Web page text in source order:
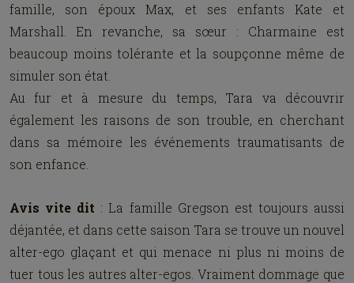
famille, son époux Max, et ses enfants Kate et
Marshall. En revanche, sa sœur : Charmaine est
beaucoup moins tolérante et la soupçonne même de
simuler son état.
Au fur et à mesure du temps, Tara va découvrir
également les raisons de son trouble, en cherchant
dans sa mémoire les événements traumatisants de
son enfance.
Avis vite dit : La famille Gregson est toujours aussi
déjantée, et dans cette saison Tara se trouve un nouvel
alter-ego glaçant et qui menace ni plus ni moins de
tuer tous les autres alter-egos. Vraiment dommage que